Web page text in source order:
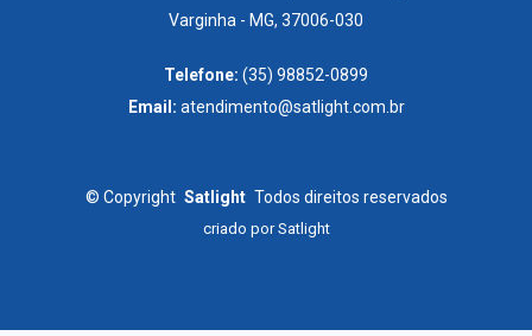
Varginha - MG, 37006-030
Telefone: (35) 98852-0899
Email: atendimento@satlight.com.br
© Copyright Satlight Todos direitos reservados
criado porSatlight